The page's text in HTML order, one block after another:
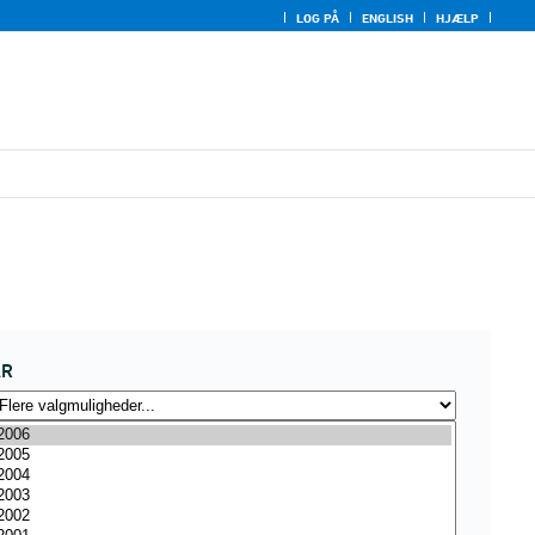
LOG PÅ ENGLISH HJÆLP